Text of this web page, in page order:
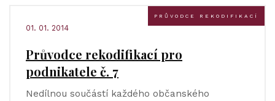
PRŮVODCE REKODIFIKACÍ
01. 01. 2014
Průvodce rekodifikací pro
podnikatele č. 7
Nedílnou součástí každého občanského